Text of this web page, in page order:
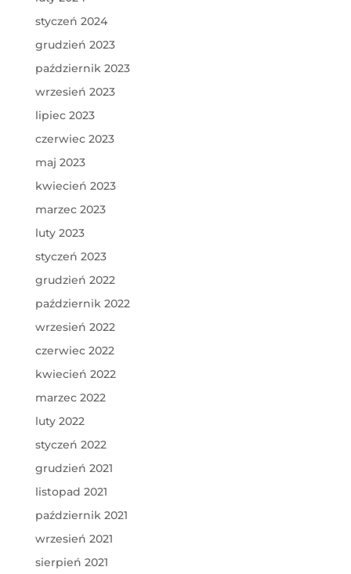
styczeń 2024
grudzień 2023
październik 2023
wrzesień 2023
lipiec 2023
czerwiec 2023
maj 2023
kwiecień 2023
marzec 2023
luty 2023
styczeń 2023
grudzień 2022
październik 2022
wrzesień 2022
czerwiec 2022
kwiecień 2022
marzec 2022
luty 2022
styczeń 2022
grudzień 2021
listopad 2021
październik 2021
wrzesień 2021
sierpień 2021